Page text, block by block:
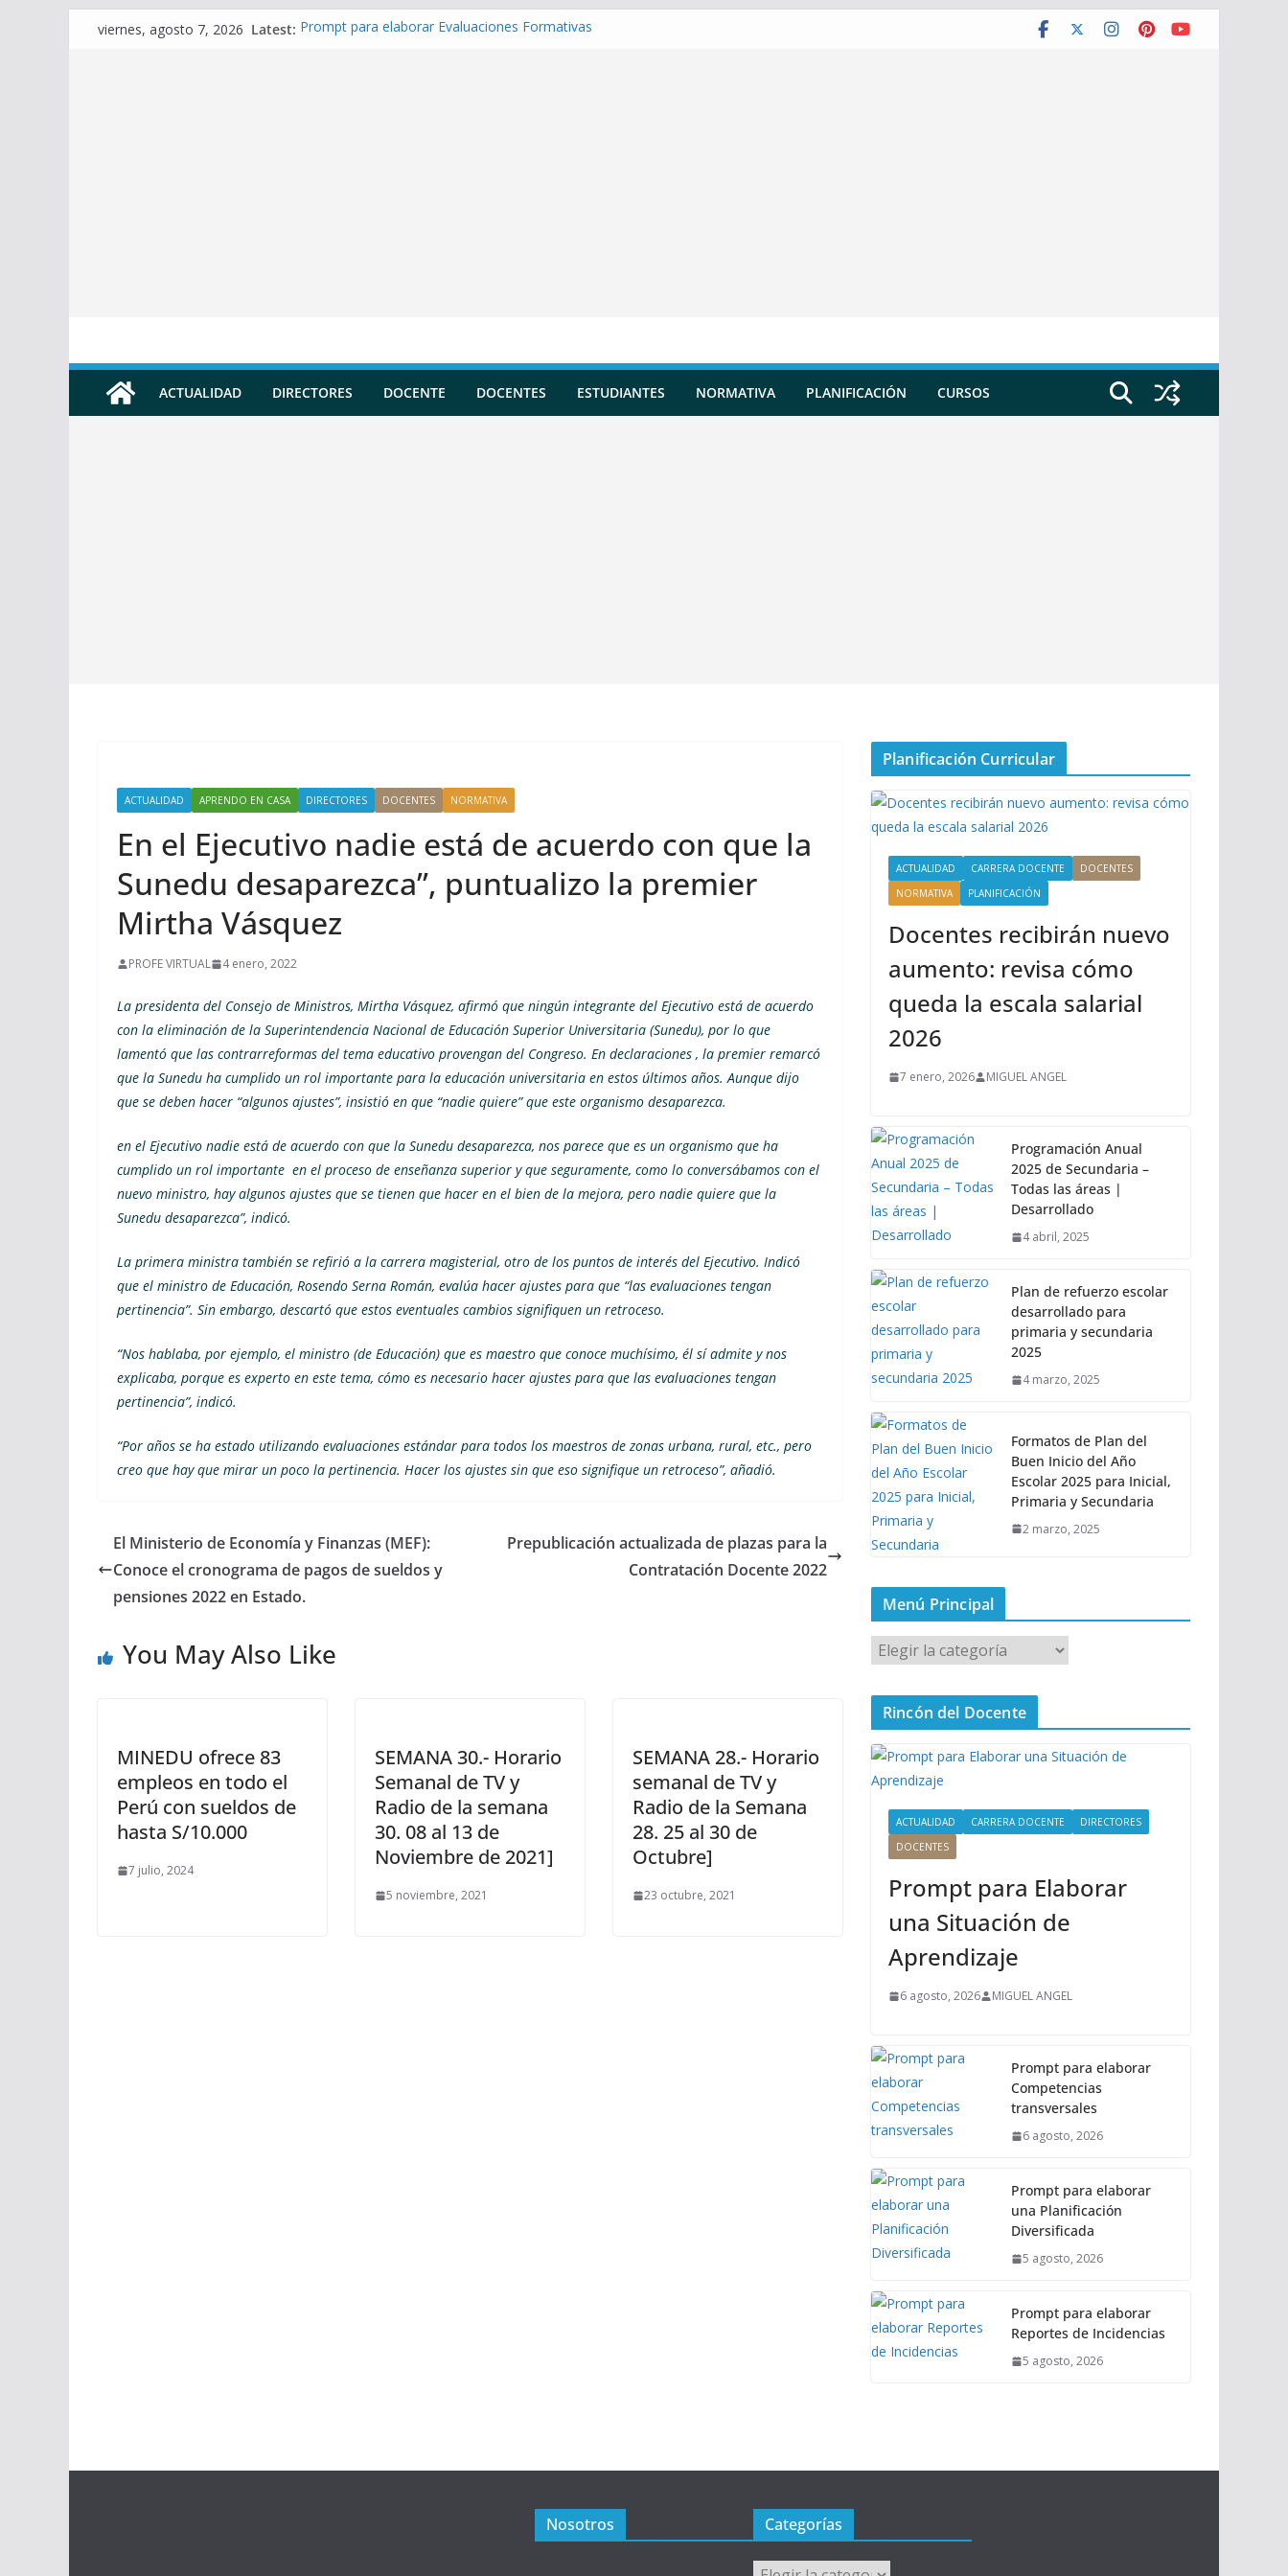
Skipviernes, agosto 7, 2026 Latest: Prompt para elaborar Evaluaciones Formativas
ACTUALIDAD DIRECTORES DOCENTE DOCENTES ESTUDIANTES NORMATIVA PLANIFICACIÓN CURSOS
ACTUALIDAD APRENDO EN CASA DIRECTORES DOCENTES NORMATIVA
En el Ejecutivo nadie está de acuerdo con que la
Sunedu desaparezca”, puntualizo la premier
Mirtha Vásquez
PROFE VIRTUAL 4 enero, 2022
La presidenta del Consejo de Ministros, Mirtha Vásquez, afirmó que ningún integrante del Ejecutivo está de acuerdo
con la eliminación de la Superintendencia Nacional de Educación Superior Universitaria (Sunedu), por lo que
lamentó que las contrarreformas del tema educativo provengan del Congreso. En declaraciones , la premier remarcó
que la Sunedu ha cumplido un rol importante para la educación universitaria en estos últimos años. Aunque dijo
que se deben hacer “algunos ajustes”, insistió en que “nadie quiere” que este organismo desaparezca.
en el Ejecutivo nadie está de acuerdo con que la Sunedu desaparezca, nos parece que es un organismo que ha
cumplido un rol importante en el proceso de enseñanza superior y que seguramente, como lo conversábamos con el
nuevo ministro, hay algunos ajustes que se tienen que hacer en el bien de la mejora, pero nadie quiere que la
Sunedu desaparezca”, indicó.
La primera ministra también se refirió a la carrera magisterial, otro de los puntos de interés del Ejecutivo. Indicó
que el ministro de Educación, Rosendo Serna Román, evalúa hacer ajustes para que “las evaluaciones tengan
pertinencia”. Sin embargo, descartó que estos eventuales cambios signifiquen un retroceso.
“Nos hablaba, por ejemplo, el ministro (de Educación) que es maestro que conoce muchísimo, él sí admite y nos
explicaba, porque es experto en este tema, cómo es necesario hacer ajustes para que las evaluaciones tengan
pertinencia”, indicó.
“Por años se ha estado utilizando evaluaciones estándar para todos los maestros de zonas urbana, rural, etc., pero
creo que hay que mirar un poco la pertinencia. Hacer los ajustes sin que eso signifique un retroceso”, añadió.
El Ministerio de Economía y Finanzas (MEF):
Conoce el cronograma de pagos de sueldos y
pensiones 2022 en Estado.
Prepublicación actualizada de plazas para la
Contratación Docente 2022
You May Also Like
MINEDU ofrece 83
empleos en todo el
Perú con sueldos de
hasta S/10.000
7 julio, 2024
SEMANA 30.- Horario
Semanal de TV y
Radio de la semana
30. 08 al 13 de
Noviembre de 2021]
5 noviembre, 2021
SEMANA 28.- Horario
semanal de TV y
Radio de la Semana
28. 25 al 30 de
Octubre]
23 octubre, 2021
Planificación Curricular
ACTUALIDAD CARRERA DOCENTE
DOCENTES
NORMATIVA
PLANIFICACIÓN
Docentes recibirán nuevo
aumento: revisa cómo
queda la escala salarial
2026
7 enero, 2026 MIGUEL ANGEL
Programación Anual
2025 de Secundaria –
Todas las áreas |
Desarrollado
4 abril, 2025
Plan de refuerzo escolar
desarrollado para
primaria y secundaria
2025
4 marzo, 2025
Formatos de Plan del
Buen Inicio del Año
Escolar 2025 para Inicial,
Primaria y Secundaria
2 marzo, 2025
Menú Principal
M
e
n
P
i
Rincón del Docente
ACTUALIDAD CARRERA DOCENTE
DIRECTORES
DOCENTES
Prompt para Elaborar
una Situación de
Aprendizaje
6 agosto, 2026 MIGUEL ANGEL
Prompt para elaborar
Competencias
transversales
6 agosto, 2026
Prompt para elaborar
una Planificación
Diversificada
5 agosto, 2026
Prompt para elaborar
Reportes de Incidencias
5 agosto, 2026
Nosotros Categorías
Categorías